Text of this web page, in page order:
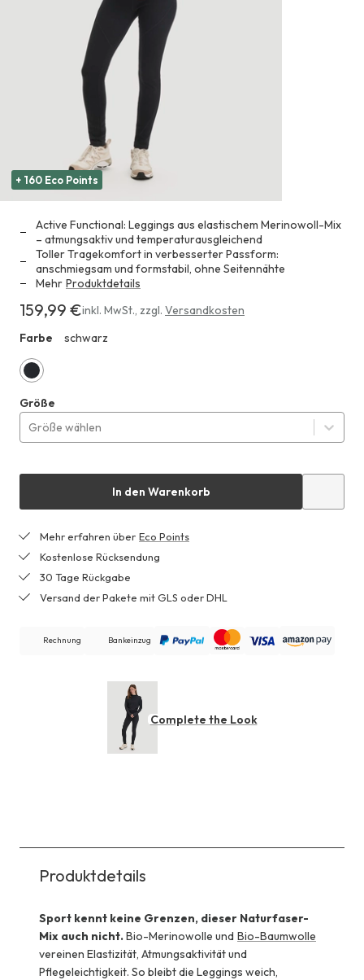
+ 160 Eco Points
Active Functional: Leggings aus elastischem Merinowoll-Mix
– atmungsaktiv und temperaturausgleichend
Toller Tragekomfort in verbesserter Passform:
anschmiegsam und formstabil, ohne Seitennähte
Mehr Produktdetails
Erhältlich
159,99 €
159,99 €inkl. MwSt. zzgl. Versandkosten
Farbe
schwarz
Größe
Größe wählen
In den Warenkorb
Mehr erfahren über Eco Points
Kostenlose Rücksendung
30 Tage Rückgabe
Versand der Pakete mit GLS oder DHL
Rechnung Bankeinzug
Complete the Look
Produktdetails
Sport kennt keine Grenzen, dieser Naturfaser-
Mix auch nicht.Bio-Merinowolle und Bio-Baumwolle
vereinen Elastizität, Atmungsaktivität und
Pflegeleichtigkeit. So bleibt die Leggings weich,